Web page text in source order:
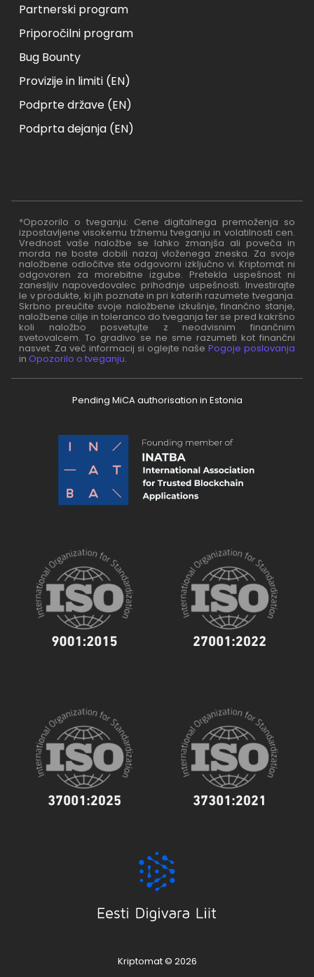
Partnerski program
Priporočilni program
Bug Bounty
Provizije in limiti (EN)
Podprte države (EN)
Podprta dejanja (EN)
*Opozorilo o tveganju: Cene digitalnega premoženja so
izpostavljene visokemu tržnemu tveganju in volatilnosti cen.
Vrednost vaše naložbe se lahko zmanjša ali poveča in
morda ne boste dobili nazaj vloženega zneska. Za svoje
naložbene odločitve ste odgovorni izključno vi. Kriptomat ni
odgovoren za morebitne izgube. Pretekla uspešnost ni
zanesljiv napovedovalec prihodnje uspešnosti. Investirajte
le v produkte, ki jih poznate in pri katerih razumete tveganja.
Skrbno preučite svoje naložbene izkušnje, finančno stanje,
naložbene cilje in toleranco do tveganja ter se pred kakršno
koli naložbo posvetujte z neodvisnim finančnim
svetovalcem. To gradivo se ne sme razumeti kot finančni
nasvet. Za več informacij si oglejte naše Pogoje poslovanja
inOpozorilo o tveganju.
Pending MiCA authorisation in Estonia
Kriptomat © 2026